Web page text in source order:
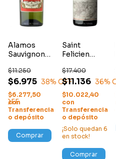
OFF
Alamos
Sauvignon
$6.975
$11.250
38% OFF
$6.277,50
con
Transferencia
o depósito
Comprar
Saint
Felicien
Merlot
$11.136
$17.400
36%
$10.022,40
con
Transferencia
o depósito
¡Solo quedan 6
en stock!
Comprar